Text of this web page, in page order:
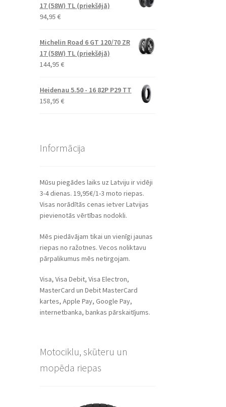
17 (58W) TL (priekšējā)
94,95 €
Michelin Road 6 GT 120/70 ZR
17 (58W) TL (priekšējā)
144,95 €
Heidenau 5.50 - 16 82P P29 TT
158,95 €
Informācija
Mūsu piegādes laiks uz Latviju ir vidēji
3-4 dienas. 19,95€/1-3 moto riepas.
Visas norādītās cenas ietver Latvijas
pievienotās vērtības nodokli.
Mēs piedāvājam tikai un vienīgi jaunas
riepas no ražotnes. Vecos noliktavu
pārpalikumus mēs netirgojam.
Visa, Visa Debit, Visa Electron,
MasterCard un Debit MasterCard
kartes, Apple Pay, Google Pay,
internetbanka, bankas pārskaitījums.
Motociklu, skūteru un
mopēda riepas